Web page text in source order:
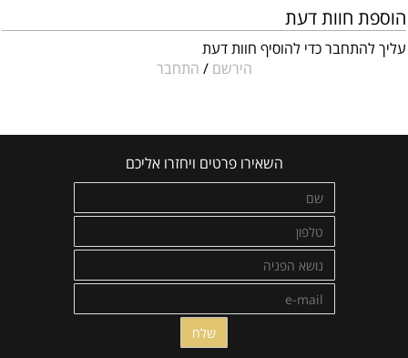
הוספת חוות דעת
עליך להתחבר כדי להוסיף חוות דעת
הירשם / התחבר
השאירו פרטים ויחזרו אליכם